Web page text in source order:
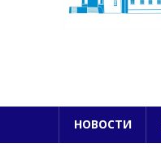
НОВОСТИ